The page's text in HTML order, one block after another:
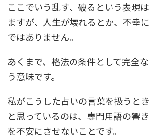
ここでいう乱す、破るという表現
ますが、人生が壊れるとか、不幸
ではありません。
あくまで、格法の条件として完全
う意味です。
私がこうした占いの言葉を扱うと
と思っているのは、専門用語の響
を不安にさせないことです。